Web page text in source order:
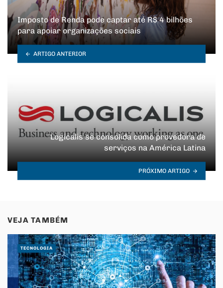
Imposto de Renda pode captar até R$ 4 bilhões
para apoiar organizações sociais
ARTIGO ANTERIOR
Logicalis se consolida como provedora de
serviços na América Latina
PRÓXIMO ARTIGO
VEJA TAMBÉM
TECNOLOGIA